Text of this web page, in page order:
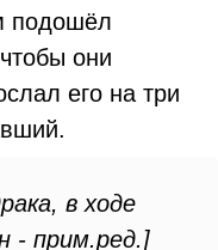
подошёл
они
его на три
в ходе
- прим.ред.]